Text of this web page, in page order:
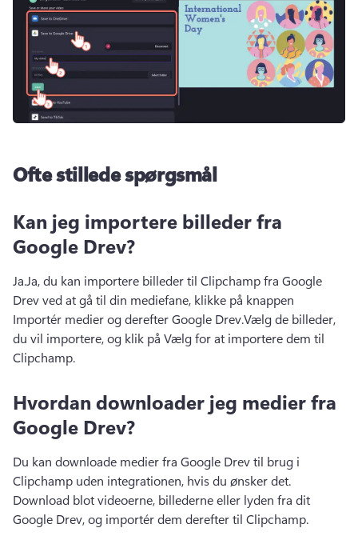
Ofte stillede spørgsmål
Kan jeg importere billeder fra
Google Drev?
Ja.Ja, du kan importere billeder til Clipchamp fra Google
Drev ved at gå til din mediefane, klikke på knappen
Importér medier og derefter Google Drev.Vælg de billeder,
du vil importere, og klik på Vælg for at importere dem til
Clipchamp.
Hvordan downloader jeg medier fra
Google Drev?
Du kan downloade medier fra Google Drev til brug i
Download blot videoerne, billederne eller lyden fra dit
Google Drev, og importér dem derefter til Clipchamp.